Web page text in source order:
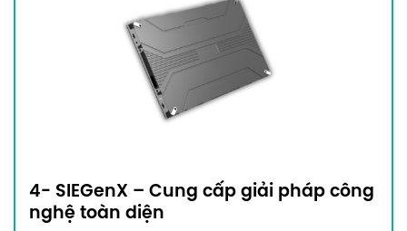
4- SIEGenX – Cung cấp giải pháp công
nghệ toàn diện